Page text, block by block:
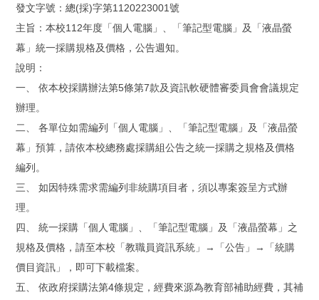
發文字號：總(採)字第1120223001號
主旨：本校112年度「個人電腦」、「筆記型電腦」及「液晶螢
幕」統一採購規格及價格，公告週知。
說明：
一、 依本校採購辦法第5條第7款及資訊軟硬體審委員會會議規定
辦理。
二、 各單位如需編列「個人電腦」、「筆記型電腦」及「液晶螢
幕」預算，請依本校總務處採購組公告之統一採購之規格及價格
編列。
三、 如因特殊需求需編列非統購項目者，須以專案簽呈方式辦
理。
四、 統一採購「個人電腦」、「筆記型電腦」及「液晶螢幕」之
規格及價格，請至本校「教職員資訊系統」→「公告」→「統購
價目資訊」，即可下載檔案。
五、 依政府採購法第4條規定，經費來源為教育部補助經費，其補